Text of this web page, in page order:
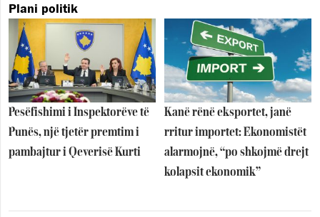
Plani politik
Pesëfishimi i Inspektorëve të
Punës, një tjetër premtim i
pambajtur i Qeverisë Kurti
Kanë rënë eksportet, janë
rritur importet: Ekonomistët
alarmojnë, “po shkojmë drejt
kolapsit ekonomik”